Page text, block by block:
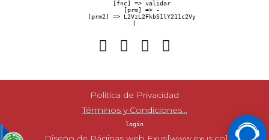
    [fnc] => validar
    [prm] => -
    [prm2] => L2VzL2FkbS1lY211c2Vy
Política de Privacidad
Términos y Condiciones...
login